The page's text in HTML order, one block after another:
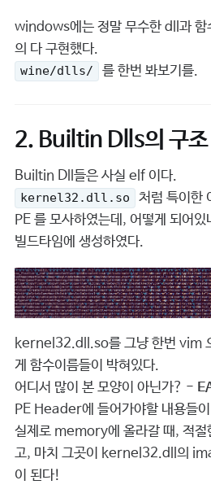
windows에는 정말 무수한 dll과 함
의 다 구현했다.
wine/dlls/ 를 한번 봐보기를.
2. Builtin Dlls의 구
Builtin Dll들은 사실 elf 이다.
kernel32.dll.so
처럼 특이한
PE 를 모사하였는데, 어떻게 되어
빌드타임에 생성하였다.
kernel32.dll.so를 그냥 한번 vim
게 함수이름들이 박혀있다.
어디서 많이 본 모양이 아닌가? -
PE Header에 들어가야할 내용들
실제로 memory에 올라갈 때, 적절
고, 마치 그곳이 kernel32.dll의
이 된다!